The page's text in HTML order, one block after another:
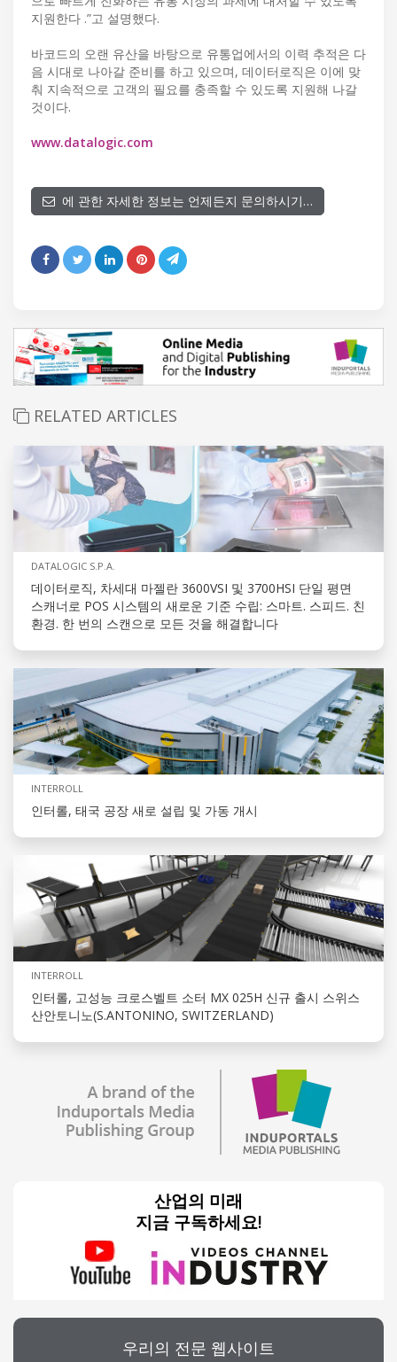
지원한다 .”고 설명했다.
바코드의 오랜 유산을 바탕으로 유통업에서의 이력 추적은 다
음 시대로 나아갈 준비를 하고 있으며, 데이터로직은 이에 맞
춰 지속적으로 고객의 필요를 충족할 수 있도록 지원해 나갈
것이다.
www.datalogic.com
에 관한 자세한 정보는 언제든지 문의하시기…
RELATED ARTICLES
DATALOGIC S.P.A.
데이터로직, 차세대 마젤란 3600VSI 및 3700HSI 단일 평면
스캐너로 POS 시스템의 새로운 기준 수립: 스마트. 스피드. 친
환경. 한 번의 스캔으로 모든 것을 해결합니다
INTERROLL
인터롤, 태국 공장 새로 설립 및 가동 개시
INTERROLL
인터롤, 고성능 크로스벨트 소터 MX 025H 신규 출시 스위스
산안토니노(S.ANTONINO, SWITZERLAND)
산업의 미래
지금 구독하세요!
우리의 전문 웹사이트